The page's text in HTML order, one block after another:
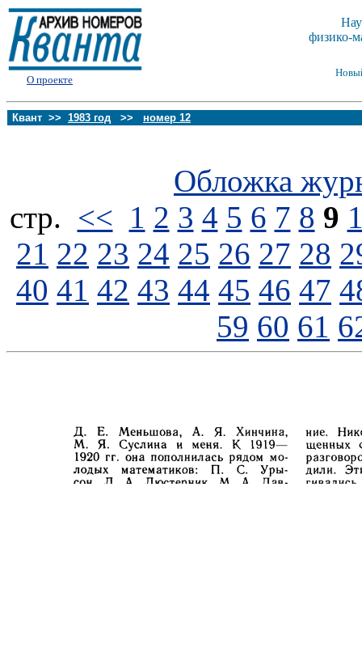
О проекте
физико-
Квант >> 1983 год >> номер 12
Обложка
стp. << 1 2 3 4 5 6 7 8 9
21 22 23 24 25 26 27 28
40 41 42 43 44 45 46 47
59 60 61